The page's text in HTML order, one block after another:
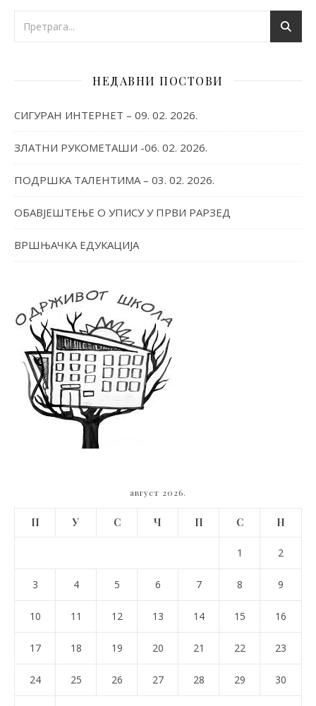
НЕДАВНИ ПОСТОВИ
СИГУРАН ИНТЕРНЕТ – 09. 02. 2026.
ЗЛАТНИ РУКОМЕТАШИ -06. 02. 2026.
ПОДРШКА ТАЛЕНТИМА – 03. 02. 2026.
ОБАВЈЕШТЕЊЕ О УПИСУ У ПРВИ РАРЗЕД
ВРШЊАЧКА ЕДУКАЦИЈА
август 2026.
П У С Ч П С Н
1 2
3 4 5 6 7 8 9
10 11 12 13 14 15 16
17 18 19 20 21 22 23
24 25 26 27 28 29 30